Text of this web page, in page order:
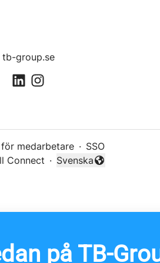
tb-group.se
medarbetare · SSO
Connect ·
Byt språk
Svenska
på TB-